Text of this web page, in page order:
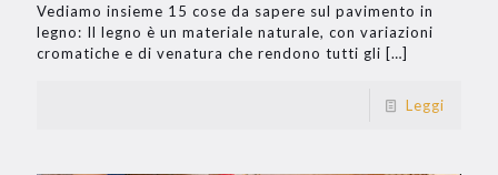
Vediamo insieme 15 cose da sapere sul pavimento in
legno: Il legno è un materiale naturale, con variazioni
cromatiche e di venatura che rendono tutti gli […]
Leggi